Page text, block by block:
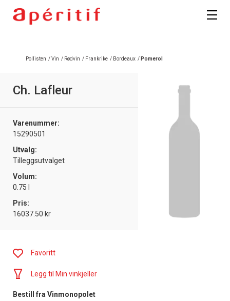
Pollisten /Vin / Rødvin / Frankrike / Bordeaux / Pomerol
Ch. Lafleur
Varenummer:
15290501
Utvalg:
Tilleggsutvalget
Volum:
0.75 l
Pris:
16037.50 kr
Favoritt
Legg til Min vinkjeller
Bestill fra Vinmonopolet